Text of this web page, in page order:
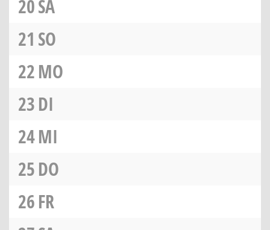
20SA
21 SO
22MO
23DI
24MI
25DO
26FR